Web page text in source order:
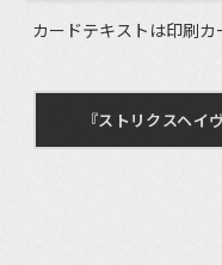
カードテキストは印刷カ
『ストリクスヘ